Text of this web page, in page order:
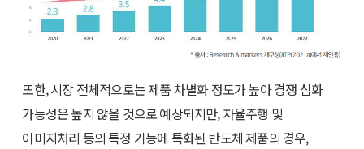
또한, 시장 전체적으로는 제품 차별화 정도가 높아 경쟁 심화
가능성은 높지 않을 것으로 예상되지만, 자율주행 및
이미지처리 등의 특정 기능에 특화된 반도체 제품의 경우,